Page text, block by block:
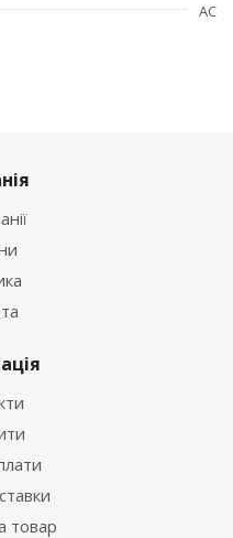
АС
товар